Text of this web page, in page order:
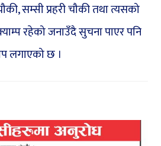
सम्सी प्रहरी चौकी तथा त्यसको
रहेको जनाउँदै सुचना पाएर पनि
लगाएको छ ।